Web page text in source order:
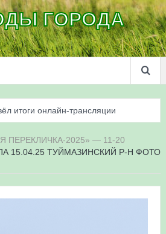
ГОРОДА
итоги онлайн-трансляции
вечера-2026» в
ПЕРЕКЛИЧКА-2025» — 11-20
15.04.25 ТУЙМАЗИНСКИЙ Р-Н ФОТО